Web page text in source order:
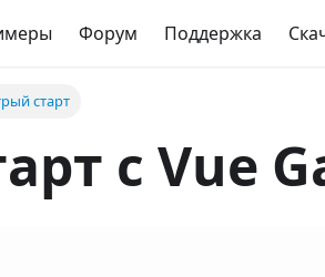
Форум Поддержка
старт
с Vue